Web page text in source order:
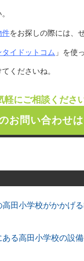
件をお探しの際には、
タイドットコム 」を使
くださいね。
軽にご相談くださ
お問い合わせ
田小学校がかかげ
る高田小学校の設